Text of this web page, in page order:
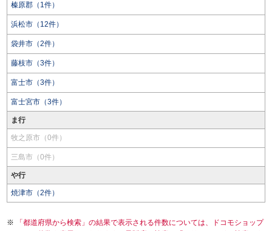
榛原郡（1件）
浜松市（12件）
袋井市（2件）
藤枝市（3件）
富士市（3件）
富士宮市（3件）
ま行
牧之原市（0件）
三島市（0件）
や行
焼津市（2件）
「都道府県から検索」の結果で表示される件数については、ドコモショップ